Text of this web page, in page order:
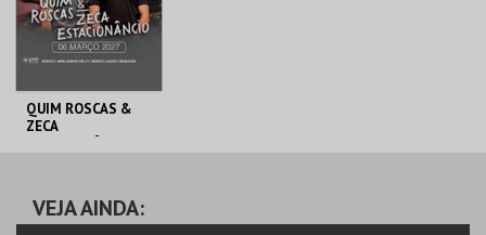
COMPRAR
QUIM ROSCAS &
ZECA
MICAELENSE
VEJA AINDA: